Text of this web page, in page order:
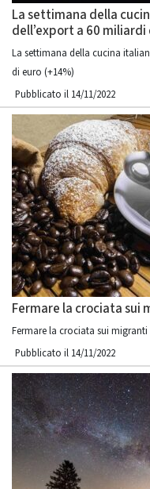
La settimana della
dell’export a 60
La settimana della cucina
di euro (+14%)
Pubblicato il 14/11/2022
Fermare la crociata sui
Fermare la crociata sui
Pubblicato il 14/11/2022